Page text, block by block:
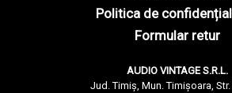
Politica de
Formular retur
AUDIO VINTAGE S.R.L.
Jud. Timiș, Mun. Timișoara, Str.